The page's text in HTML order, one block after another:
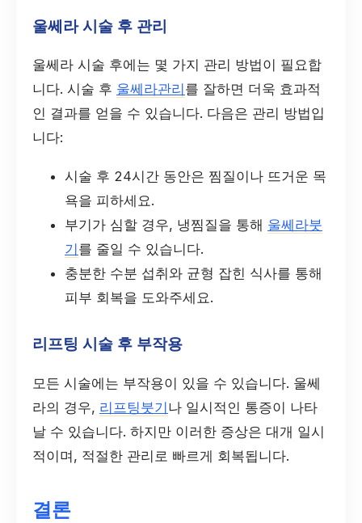
울쎄라 시술 후 관리
울쎄라 시술 후에는 몇 가지 관리 방법이 필요합
니다. 시술 후 울쎄라관리 를 잘하면 더욱 효과적
인 결과를 얻을 수 있습니다. 다음은 관리 방법입
니다:
시술 후 24시간 동안은 찜질이나 뜨거운 목
욕을 피하세요.
부기가 심할 경우, 냉찜질을 통해 울쎄라붓
기 를 줄일 수 있습니다.
충분한 수분 섭취와 균형 잡힌 식사를 통해
피부 회복을 도와주세요.
리프팅 시술 후 부작용
모든 시술에는 부작용이 있을 수 있습니다. 울쎄
라의 경우, 리프팅붓기 나 일시적인 통증이 나타
날 수 있습니다. 하지만 이러한 증상은 대개 일시
적이며, 적절한 관리로 빠르게 회복됩니다.
결론